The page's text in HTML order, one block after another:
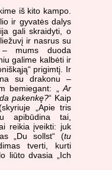
iš kito kampo.
ir gyvatės dalys
gali skraidyti, o
ir nasrus su
mums duoda
galime kalbėti ir
prigimtį. Ir
su drakonu –
bemiegant: „
Ar
pakenkę?“ Kaip
„Apie tris
apibūdina tai,
reikia įveikti: juk
„Du sollst“ (tu
tverti, kurti
liūto dvasia „Ich